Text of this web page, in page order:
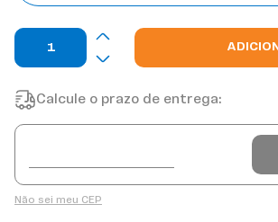
Calcule o prazo de entrega:
Não sei meu CEP